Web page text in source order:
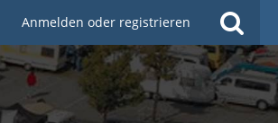
Anmelden oder registrieren